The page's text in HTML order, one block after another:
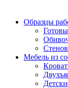
Образцы
Мебель из